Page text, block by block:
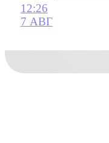
12:26
7 АВГ